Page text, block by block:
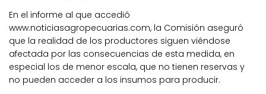
En el informe al que accedió
www.noticiasagropecuarias.com, la Comisión aseguró
que la realidad de los productores siguen viéndose
afectada por las consecuencias de esta medida, en
especial los de menor escala, que no tienen reservas y
no pueden acceder a los insumos para producir.